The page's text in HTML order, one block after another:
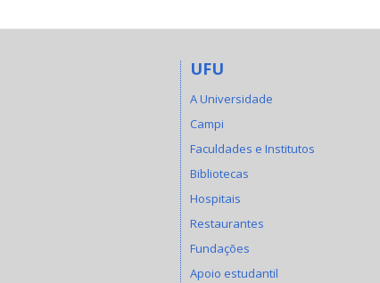
UFU
A Universidade
Campi
Faculdades e Institutos
Bibliotecas
Hospitais
Restaurantes
Fundações
Apoio estudantil